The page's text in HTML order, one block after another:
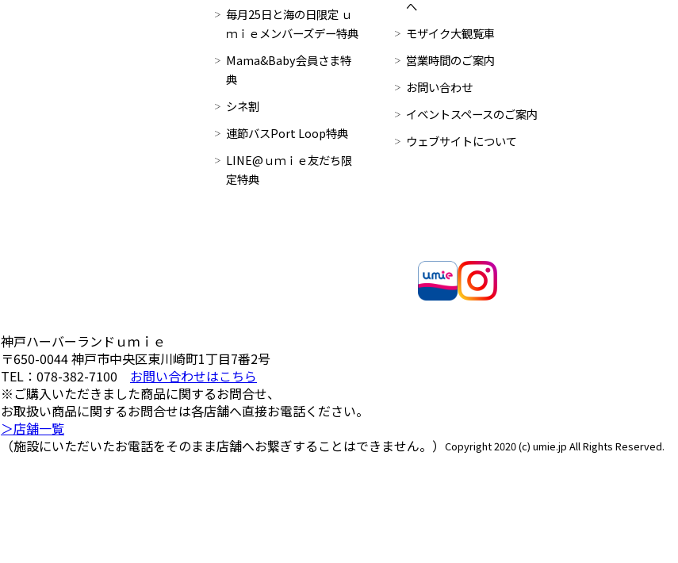
毎月25日と海の日限定 ｕ
ｍｉｅメンバーズデー特典
Mama&Baby会員さま特
典
シネ割
連節バスPort Loop特典
LINE@ｕｍｉｅ友だち限
定特典
へ
モザイク大観覧車
営業時間のご案内
お問い合わせ
イベントスペースのご案内
ウェブサイトについて
神戸ハーバーランドｕｍｉｅ
〒650-0044神戸市中央区東川崎町1丁目7番2号
TEL： 078-382-7100
お問い合わせはこちら
※ご購入いただきました商品に関するお問合せ、
お取扱い商品に関するお問合せは各店舗へ直接お電話ください。
＞店舗一覧
（施設にいただいたお電話をそのまま店舗へお繋ぎすることはできません。） Copyright 2020 (c) umie.jp All Rights Reserved.